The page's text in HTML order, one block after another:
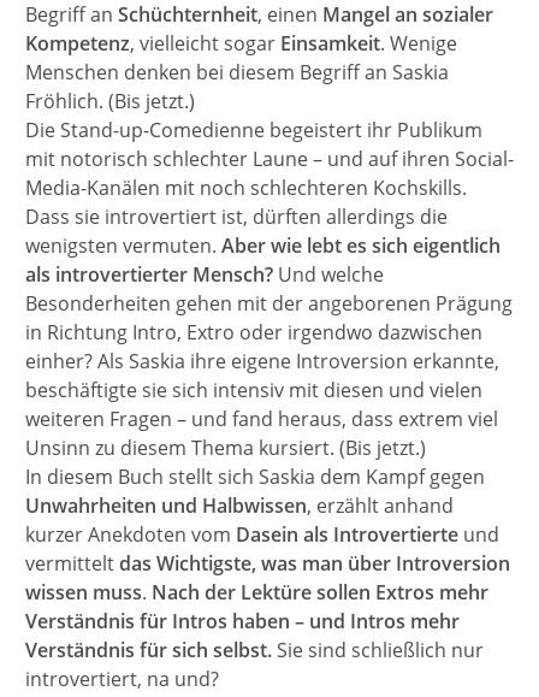
Begriff an Schüchternheit, einen Mangel an sozialer
Kompetenz, vielleicht sogarEinsamkeit. Wenige
Menschen denken bei diesem Begriff an Saskia
Fröhlich. (Bis jetzt.)
Die Stand-up-Comedienne begeistert ihr Publikum
mit notorisch schlechter Laune – und auf ihren Social-
Media-Kanälen mit noch schlechteren Kochskills.
Dass sie introvertiert ist, dürften allerdings die
wenigsten vermuten. Aber wie lebt es sich eigentlich
als introvertierter Mensch?Und welche
Besonderheiten gehen mit der angeborenen Prägung
in Richtung Intro, Extro oder irgendwo dazwischen
einher? Als Saskia ihre eigene Introversion erkannte,
beschäftigte sie sich intensiv mit diesen und vielen
weiteren Fragen – und fand heraus, dass extrem viel
Unsinn zu diesem Thema kursiert. (Bis jetzt.)
In diesem Buch stellt sich Saskia dem Kampf gegen
Unwahrheiten und Halbwissen, erzählt anhand
kurzer Anekdoten vom Dasein als Introvertierteund
vermitteltdas Wichtigste, was man über Introversion
wissen muss. Nach der Lektüre sollen Extros mehr
Verständnis für Intros haben – und Intros mehr
Verständnis für sich selbst.Sie sind schließlich nur
introvertiert, na und?